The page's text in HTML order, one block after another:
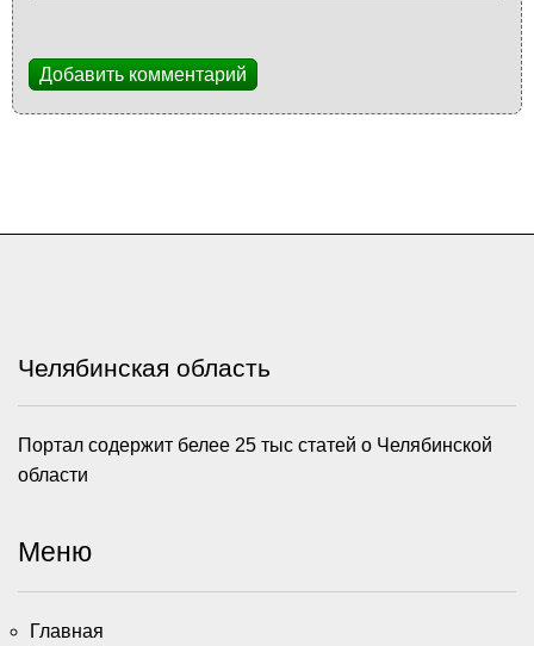
Добавить комментарий
Челябинская область
Портал содержит белее 25 тыс статей о Челябинской
области
Меню
Главная